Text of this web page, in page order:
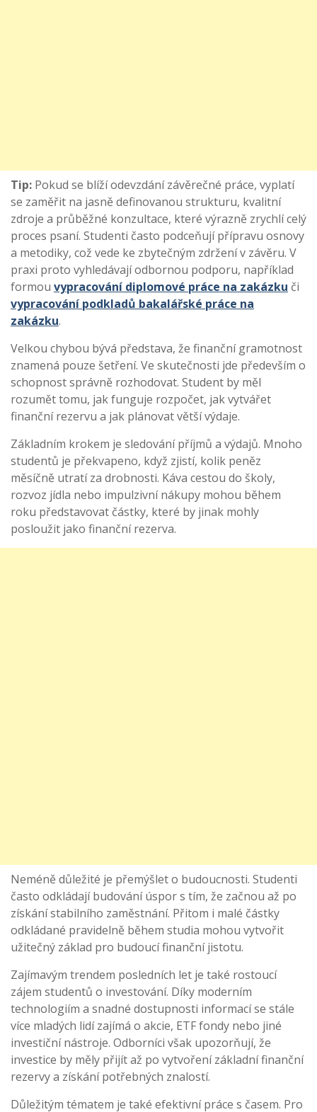
Tip: Pokud se blíží odevzdání závěrečné práce, vyplatí
se zaměřit na jasně definovanou strukturu, kvalitní
zdroje a průběžné konzultace, které výrazně zrychlí celý
proces psaní. Studenti často podceňují přípravu osnovy
a metodiky, což vede ke zbytečným zdržení v závěru. V
praxi proto vyhledávají odbornou podporu, například
formou vypracování diplomové práce na zakázku či
vypracování podkladů bakalářské práce na
zakázku.
Velkou chybou bývá představa, že finanční gramotnost
znamená pouze šetření. Ve skutečnosti jde především o
schopnost správně rozhodovat. Student by měl
rozumět tomu, jak funguje rozpočet, jak vytvářet
finanční rezervu a jak plánovat větší výdaje.
Základním krokem je sledování příjmů a výdajů. Mnoho
studentů je překvapeno, když zjistí, kolik peněz
měsíčně utratí za drobnosti. Káva cestou do školy,
rozvoz jídla nebo impulzivní nákupy mohou během
roku představovat částky, které by jinak mohly
posloužit jako finanční rezerva.
Neméně důležité je přemýšlet o budoucnosti. Studenti
často odkládají budování úspor s tím, že začnou až po
získání stabilního zaměstnání. Přitom i malé částky
odkládané pravidelně během studia mohou vytvořit
užitečný základ pro budoucí finanční jistotu.
Zajímavým trendem posledních let je také rostoucí
zájem studentů o investování. Díky moderním
technologiím a snadné dostupnosti informací se stále
více mladých lidí zajímá o akcie, ETF fondy nebo jiné
investiční nástroje. Odborníci však upozorňují, že
investice by měly přijít až po vytvoření základní finanční
rezervy a získání potřebných znalostí.
Důležitým tématem je také efektivní práce s časem. Pro